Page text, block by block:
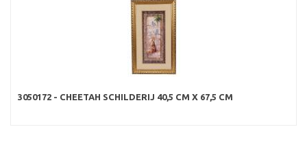
3050172 - CHEETAH SCHILDERIJ 40,5 CM X 67,5 CM